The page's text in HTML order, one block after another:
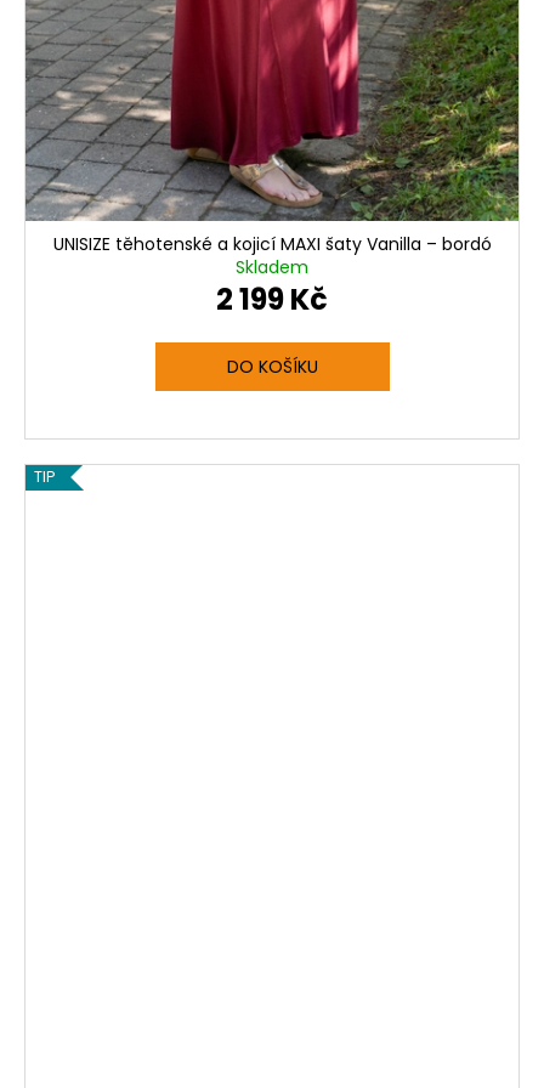
UNISIZE těhotenské a kojicí MAXI šaty Vanilla – bordó
Skladem
2 199 Kč
DO KOŠÍKU
TIP